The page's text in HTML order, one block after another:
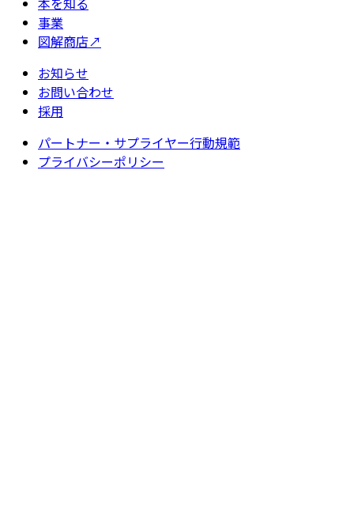
事業
図解商店↗
お知らせ
お問い合わせ
採用
パートナー・サプライヤー行動規範
プライバシーポリシー